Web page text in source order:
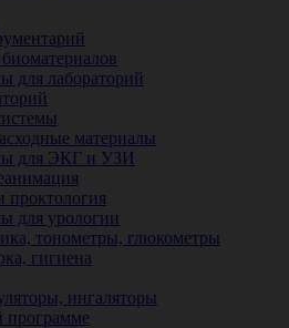
для лабораторий
материалы
для ЭКГ и УЗИ
проктология
для урологии
тонометры, глюкометры
гигиена
ингаляторы
программе